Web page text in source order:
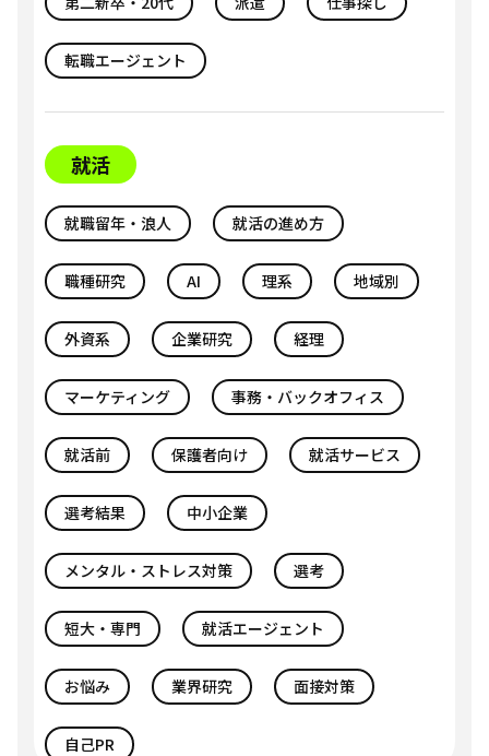
転職エージェント
就活
就職留年・浪人 就活の進め方
職種研究 AI 理系 地域別
外資系 企業研究 経理
マーケティング 事務・バックオフィス
就活前 保護者向け 就活サービス
選考結果 中小企業
メンタル・ストレス対策 選考
短大・専門 就活エージェント
お悩み 業界研究 面接対策
自己PR